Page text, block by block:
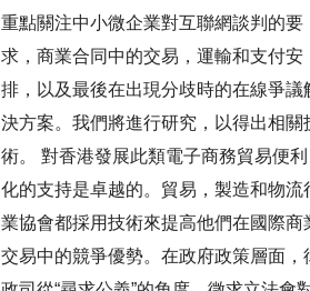
重點關注中小微企業對互聯網談判的要
求，商業合同中的交易，運輸和支付安
排，以及最後在出現分歧時的在線爭議
決方案。我們將進行研究，以得出相關
術。 對香港發展此類電子商務貿易便利
化的支持是卓越的。貿易，製造和物流
業協會都採用技術來提高他們在國際商
交易中的競爭優勢。在政府政策層面，